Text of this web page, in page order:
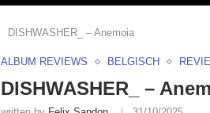
DISHWASHER_ – Anemoia
ALBUM REVIEWS BELGISCH
DISHWASHER_ –